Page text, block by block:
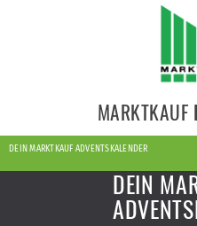
MARKTKAUF
DEIN MARKTKAUF ADVENTSKALENDER
DEIN